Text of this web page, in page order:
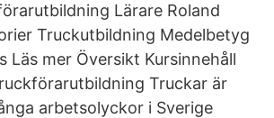
Lärare Roland
Truckutbildning Medelbetyg
Läs mer Översikt Kursinnehåll
Truckar är
arbetsolyckor i Sverige